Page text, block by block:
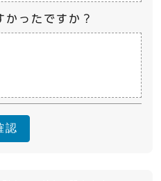
かったですか？
認